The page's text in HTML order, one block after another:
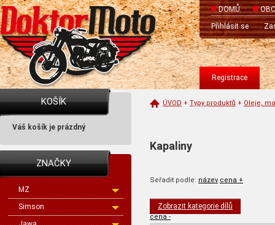
DOMŮ
Přihlásit se
Registrace
KOŠÍK
Váš košík je prázdný
ZNAČKY
MZ
Simson
ÚVOD + Typy produktů + Oleje,
Kapaliny
Seřadit podle: název cena +
cena -
Zobrazit kategorie dílů